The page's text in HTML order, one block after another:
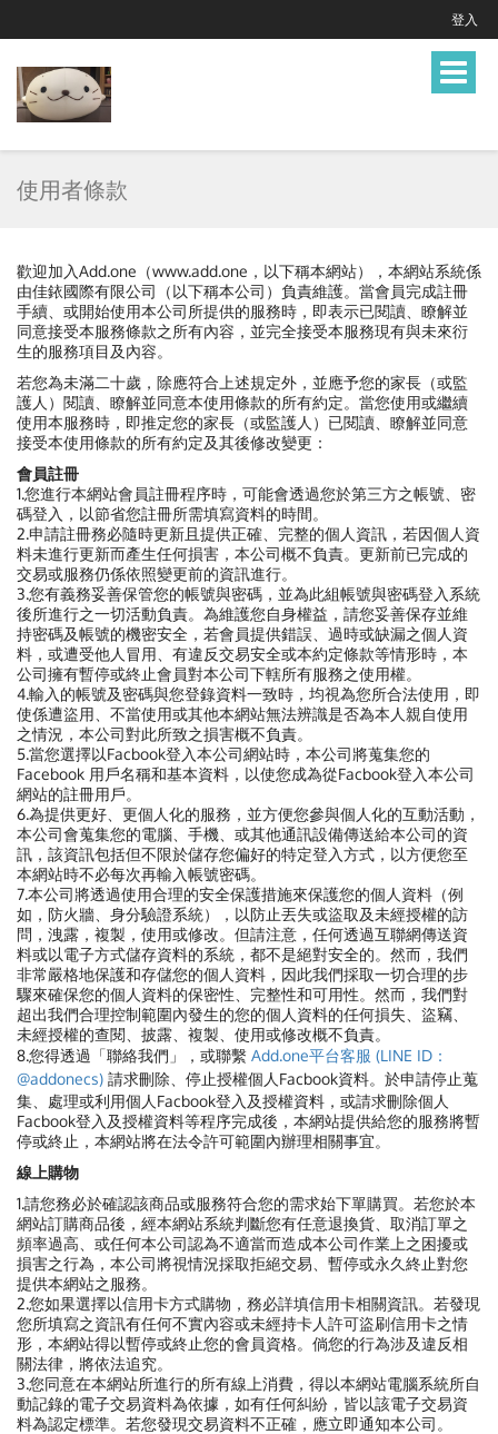
登入
Toggle
使用者條款
歡迎加入Add.one（www.add.one，以下稱本網站），本網站系統係
由佳銥國際有限公司（以下稱本公司）負責維護。當會員完成註冊
手續、或開始使用本公司所提供的服務時，即表示已閱讀、瞭解並
同意接受本服務條款之所有內容，並完全接受本服務現有與未來衍
生的服務項目及內容。
若您為未滿二十歲，除應符合上述規定外，並應予您的家長（或監
護人）閱讀、瞭解並同意本使用條款的所有約定。當您使用或繼續
使用本服務時，即推定您的家長（或監護人）已閱讀、瞭解並同意
接受本使用條款的所有約定及其後修改變更：
會員註冊
1.您進行本網站會員註冊程序時，可能會透過您於第三方之帳號、密
碼登入，以節省您註冊所需填寫資料的時間。
2.申請註冊務必隨時更新且提供正確、完整的個人資訊，若因個人資
料未進行更新而產生任何損害，本公司概不負責。更新前已完成的
交易或服務仍係依照變更前的資訊進行。
3.您有義務妥善保管您的帳號與密碼，並為此組帳號與密碼登入系統
後所進行之一切活動負責。為維護您自身權益，請您妥善保存並維
持密碼及帳號的機密安全，若會員提供錯誤、過時或缺漏之個人資
料，或遭受他人冒用、有違反交易安全或本約定條款等情形時，本
公司擁有暫停或終止會員對本公司下轄所有服務之使用權。
4.輸入的帳號及密碼與您登錄資料一致時，均視為您所合法使用，即
使係遭盜用、不當使用或其他本網站無法辨識是否為本人親自使用
之情況，本公司對此所致之損害概不負責。
5.當您選擇以Facbook登入本公司網站時，本公司將蒐集您的
Facebook 用戶名稱和基本資料，以使您成為從Facbook登入本公司
網站的註冊用戶。
6.為提供更好、更個人化的服務，並方便您參與個人化的互動活動，
本公司會蒐集您的電腦、手機、或其他通訊設備傳送給本公司的資
訊，該資訊包括但不限於儲存您偏好的特定登入方式，以方便您至
本網站時不必每次再輸入帳號密碼。
7.本公司將透過使用合理的安全保護措施來保護您的個人資料（例
如，防火牆、身分驗證系統），以防止丟失或盜取及未經授權的訪
問，洩露，複製，使用或修改。但請注意，任何透過互聯網傳送資
料或以電子方式儲存資料的系統，都不是絕對安全的。然而，我們
非常嚴格地保護和存儲您的個人資料，因此我們採取一切合理的步
驟來確保您的個人資料的保密性、完整性和可用性。然而，我們對
超出我們合理控制範圍內發生的您的個人資料的任何損失、盜竊、
未經授權的查閱、披露、複製、使用或修改概不負責。
8.您得透過「聯絡我們」，或聯繫 Add.one平台客服 (LINE ID：
@addonecs) 請求刪除、停止授權個人Facbook資料。於申請停止蒐
集、處理或利用個人Facbook登入及授權資料，或請求刪除個人
Facbook登入及授權資料等程序完成後，本網站提供給您的服務將暫
停或終止，本網站將在法令許可範圍內辦理相關事宜。
線上購物
1.請您務必於確認該商品或服務符合您的需求始下單購買。若您於本
網站訂購商品後，經本網站系統判斷您有任意退換貨、取消訂單之
頻率過高、或任何本公司認為不適當而造成本公司作業上之困擾或
損害之行為，本公司將視情況採取拒絕交易、暫停或永久終止對您
提供本網站之服務。
2.您如果選擇以信用卡方式購物，務必詳填信用卡相關資訊。若發現
您所填寫之資訊有任何不實內容或未經持卡人許可盜刷信用卡之情
形，本網站得以暫停或終止您的會員資格。倘您的行為涉及違反相
關法律，將依法追究。
3.您同意在本網站所進行的所有線上消費，得以本網站電腦系統所自
動記錄的電子交易資料為依據，如有任何糾紛，皆以該電子交易資
料為認定標準。若您發現交易資料不正確，應立即通知本公司。